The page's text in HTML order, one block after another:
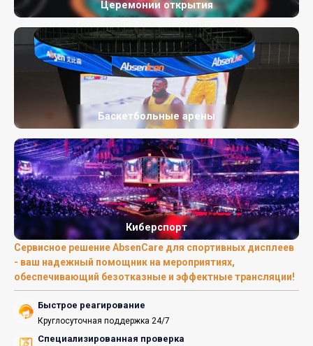
Церемонии открытия
Баскетбольные арены
Киберспорт
Сервисное решение AbsenCare для спортивных дисплеев
- ваш надежный помощник на мероприятиях,
обеспечивающий безотказные и эффектные трансляции!
Быстрое реагирование
Круглосуточная поддержка 24/7
Специализированная проверка